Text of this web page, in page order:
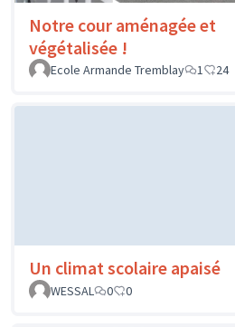
Notre cour aménagée et
végétalisée !
Ecole Armande Tremblay
1 24
Un climat scolaire apaisé
WESSAL
0 0